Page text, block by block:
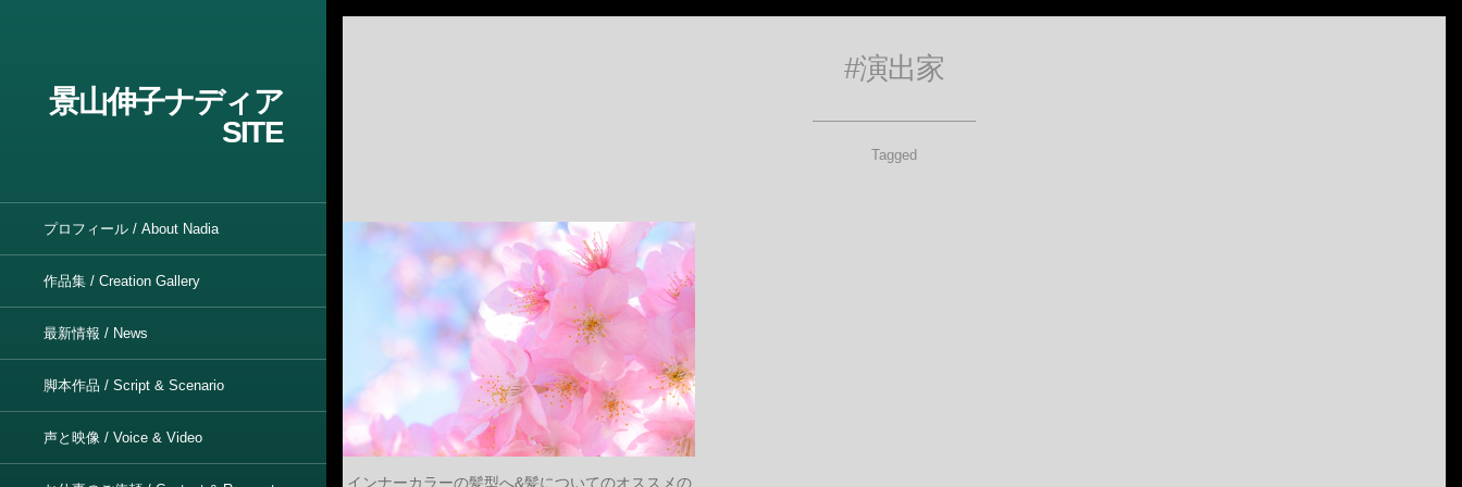
景山伸子ナディア
SITE
プロフィール / About Nadia
作品集 / Creation Gallery
最新情報 / News
脚本作品 / Script & Scenario
声と映像 / Voice & Video
#演出家
Tagged
インナーカラーの髪型へ&髪についてのオススメの